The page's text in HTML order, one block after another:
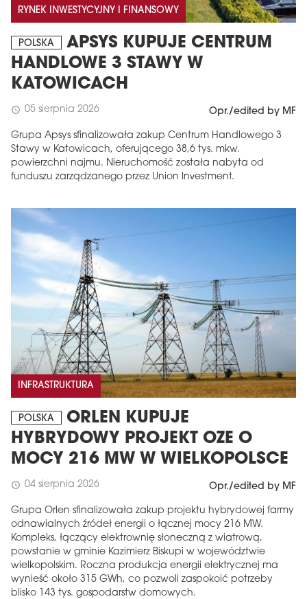
RYNEK INWESTYCYJNY I FINANSOWY
POLSKA
APSYS KUPUJE CENTRUM
HANDLOWE 3 STAWY W
KATOWICACH
schedule 05 sierpnia 2026 Opr./edited by MF
Grupa Apsys sfinalizowała zakup Centrum Handlowego 3
Stawy w Katowicach, oferującego 38,6 tys. mkw.
powierzchni najmu. Nieruchomość została nabyta od
funduszu zarządzanego przez Union Investment.
INFRASTRUKTURA
POLSKA
ORLEN KUPUJE
HYBRYDOWY PROJEKT OZE O
MOCY 216 MW W WIELKOPOLSCE
schedule 04 sierpnia 2026 Opr./edited by MF
Grupa Orlen sfinalizowała zakup projektu hybrydowej farmy
odnawialnych źródeł energii o łącznej mocy 216 MW.
Kompleks, łączący elektrownię słoneczną z wiatrową,
powstanie w gminie Kazimierz Biskupi w województwie
wielkopolskim. Roczna produkcja energii elektrycznej ma
wynieść około 315 GWh, co pozwoli zaspokoić potrzeby
blisko 143 tys. gospodarstw domowych.
MAGAZYN
CZERWIEC 2026